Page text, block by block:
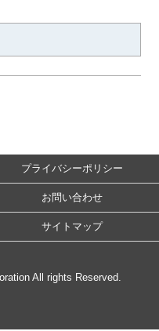
プライバシーポリシー
お問い合わせ
サイトマップ
All rights Reserved.